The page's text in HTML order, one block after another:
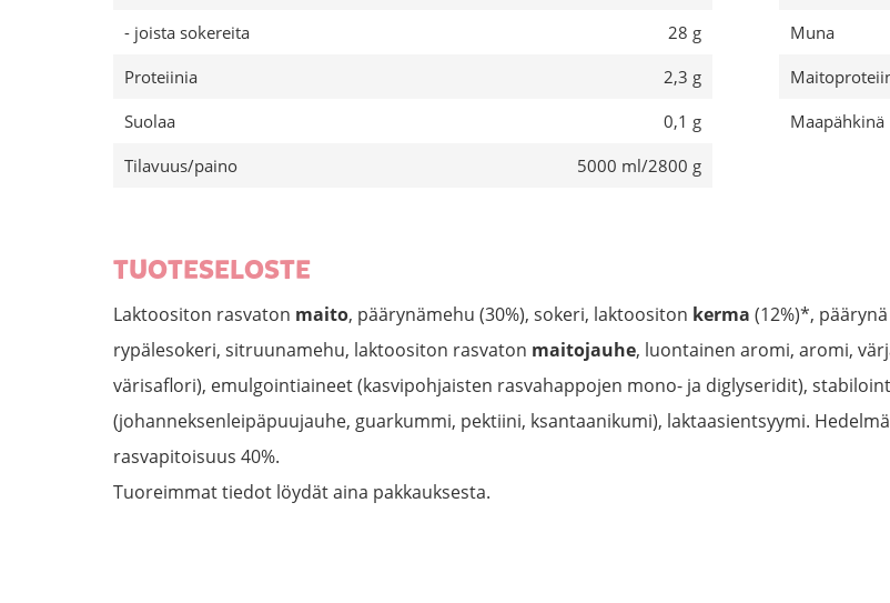
- joista sokereita
28 g
Proteiinia
2,3 g
Suolaa
0,1 g
Tilavuus/paino
5000 ml/2800 g
Muna
Maapähkinä
TUOTESELOSTE
Laktoositon rasvaton maito, päärynämehu (30%), sokeri, laktoositon kerma (12%)*,
rypälesokeri, sitruunamehu, laktoositon rasvaton maitojauhe, luontainen aromi, aromi,
värisaflori), emulgointiaineet (kasvipohjaisten rasvahappojen mono- ja diglyseridit),
(johanneksenleipäpuujauhe, guarkummi, pektiini, ksantaanikumi), laktaasientsyymi.
rasvapitoisuus 40%.
Tuoreimmat tiedot löydät aina pakkauksesta.